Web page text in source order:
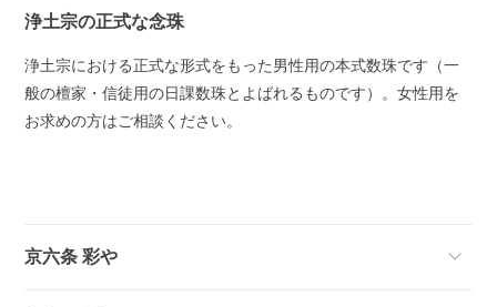
浄土宗の正式な念珠
浄土宗における正式な形式をもった男性用の本式数珠です（一
般の檀家・信徒用の日課数珠とよばれるものです）。女性用を
お求めの方はご相談ください。
京六条 彩や